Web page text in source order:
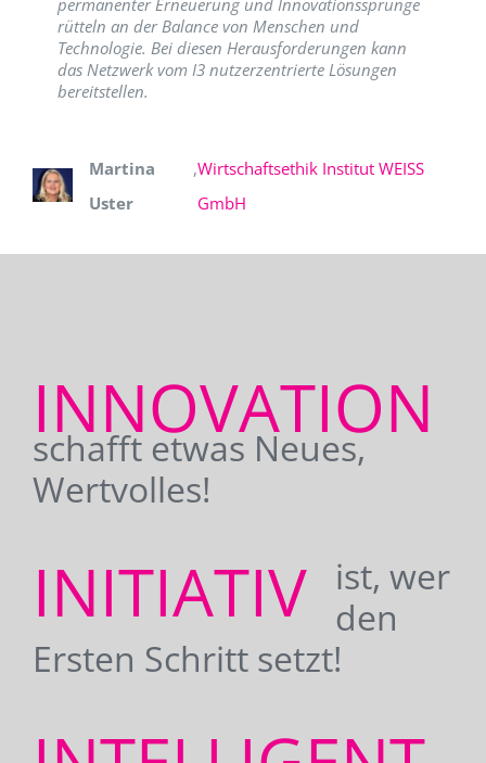
permanenter Erneuerung und Innovationssprünge
rütteln an der Balance von Menschen und
Technologie. Bei diesen Herausforderungen kann
das Netzwerk vom I3 nutzerzentrierte Lösungen
bereitstellen.
Martina
Uster
,Wirtschaftsethik Institut WEISS
GmbH
INNOVATION
schafft etwas Neues,
Wertvolles!
INITIATIV
ist, wer
den
Ersten Schritt setzt!